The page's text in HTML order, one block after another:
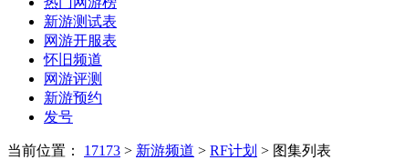
新游测试表
网游开服表
怀旧频道
网游评测
新游预约
发号
当前位置： 17173 > 新游频道 > RF计划 > 图集列表